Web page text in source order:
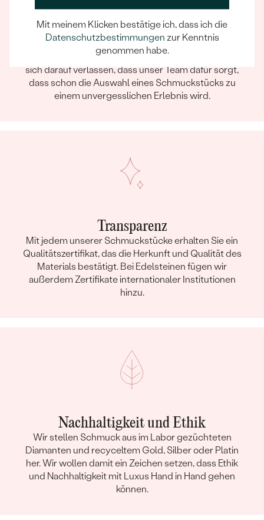
Ein Eppi-sches Erlebnis
Wenn Sie online oder persönlich einkaufen, können Sie
sich darauf verlassen, dass unser Team dafür sorgt,
dass schon die Auswahl eines Schmuckstücks zu
einem unvergesslichen Erlebnis wird.
Transparenz
Mit jedem unserer Schmuckstücke erhalten Sie ein
Qualitätszertifikat, das die Herkunft und Qualität des
Materials bestätigt. Bei Edelsteinen fügen wir
außerdem Zertifikate internationaler Institutionen
hinzu.
Nachhaltigkeit und Ethik
Wir stellen Schmuck aus im Labor gezüchteten
Diamanten und recyceltem Gold, Silber oder Platin
her. Wir wollen damit ein Zeichen setzen, dass Ethik
und Nachhaltigkeit mit Luxus Hand in Hand gehen
können.
Mit meinem Klicken bestätige ich, dass ich die
Datenschutzbestimmungen zur Kenntnis
genommen habe.